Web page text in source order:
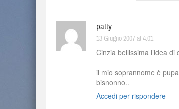
patty
13 Giugno 2007 at 4:01
Cinzia bellissima l’idea
il mio soprannome è
bisnonno..
Accedi per rispondere